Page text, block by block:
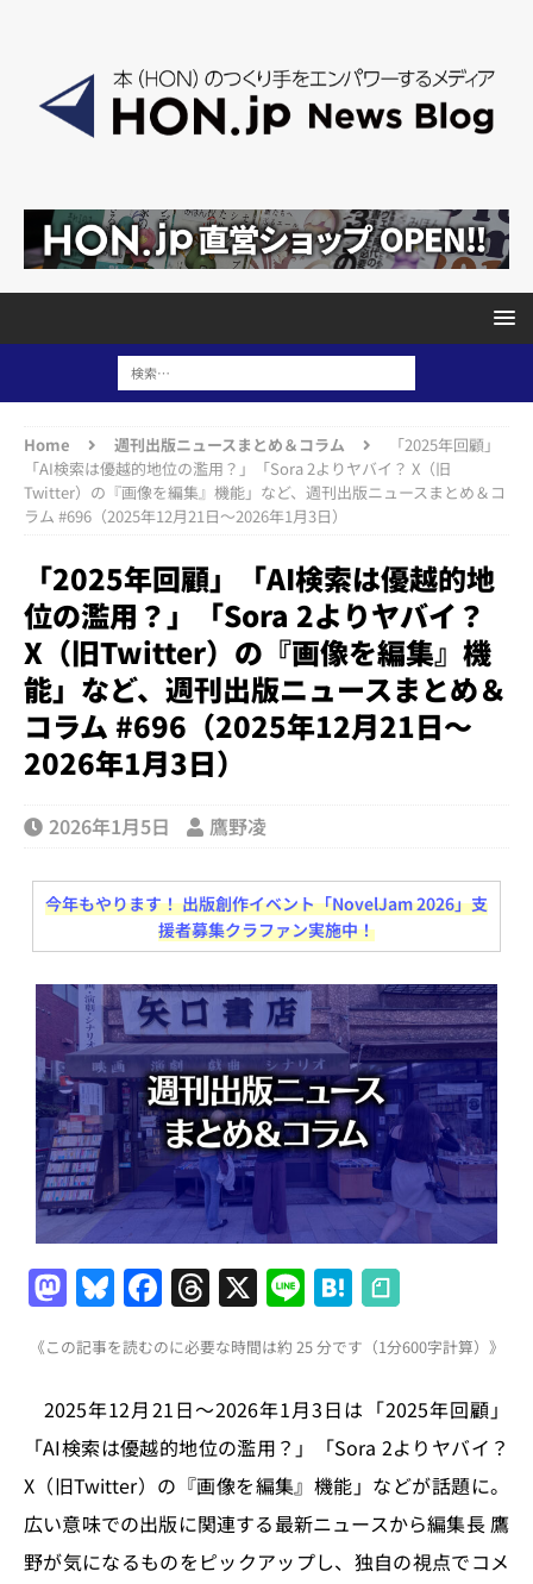
Home 週刊出版ニュースまとめ＆コラム
「2025年回顧」
「AI検索は優越的地位の濫用？」「Sora 2よりヤバイ？ X（旧
Twitter）の『画像を編集』機能」など、週刊出版ニュースまとめ＆コ
ラム #696（2025年12月21日～2026年1月3日）
「2025年回顧」「AI検索は優越的地
位の濫用？」「Sora 2よりヤバイ？
X（旧Twitter）の『画像を編集』機
能」など、週刊出版ニュースまとめ＆
コラム #696（2025年12月21日～
2026年1月3日）
2026年1月5日 鷹野凌
今年もやります！ 出版創作イベント「NovelJam 2026」支
援者募集クラファン実施中！
M
a
st
o
d
o
n
Bl
u
e
s
k
y
F
a
c
e
b
o
o
k
T
h
re
a
d
s
X Li
n
e
H
at
e
n
a
《この記事を読むのに必要な時間は約 25 分です（1分600字計算）》
2025年12月21日～2026年1月3日は「2025年回顧」
「AI検索は優越的地位の濫用？」「Sora 2よりヤバイ？
X（旧Twitter）の『画像を編集』機能」などが話題に。
広い意味での出版に関連する最新ニュースから編集長 鷹
野が気になるものをピックアップし、独自の視点でコメ